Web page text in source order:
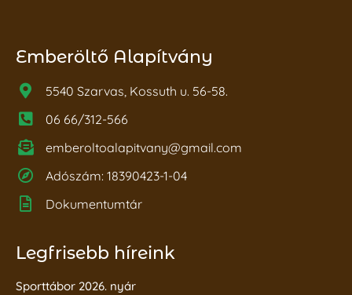
Emberöltő Alapítvány
5540 Szarvas, Kossuth u. 56-58.
06 66/312-566
emberoltoalapitvany@gmail.com
Adószám: 18390423-1-04
Dokumentumtár
Legfrisebb híreink
Sporttábor 2026. nyár